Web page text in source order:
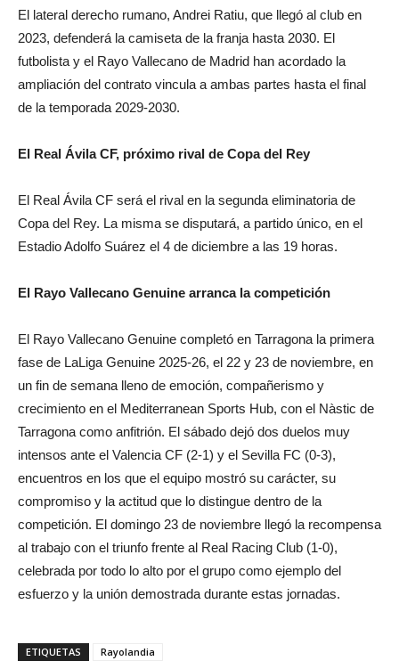
El lateral derecho rumano, Andrei Ratiu, que llegó al club en
2023, defenderá la camiseta de la franja hasta 2030. El
futbolista y el Rayo Vallecano de Madrid han acordado la
ampliación del contrato vincula a ambas partes hasta el final
de la temporada 2029-2030.
El Real Ávila CF, próximo rival de Copa del Rey
El Real Ávila CF será el rival en la segunda eliminatoria de
Copa del Rey. La misma se disputará, a partido único, en el
Estadio Adolfo Suárez el 4 de diciembre a las 19 horas.
El Rayo Vallecano Genuine arranca la competición
El Rayo Vallecano Genuine completó en Tarragona la primera
fase de LaLiga Genuine 2025-26, el 22 y 23 de noviembre, en
un fin de semana lleno de emoción, compañerismo y
crecimiento en el Mediterranean Sports Hub, con el Nàstic de
Tarragona como anfitrión. El sábado dejó dos duelos muy
intensos ante el Valencia CF (2-1) y el Sevilla FC (0-3),
encuentros en los que el equipo mostró su carácter, su
compromiso y la actitud que lo distingue dentro de la
competición. El domingo 23 de noviembre llegó la recompensa
al trabajo con el triunfo frente al Real Racing Club (1-0),
celebrada por todo lo alto por el grupo como ejemplo del
esfuerzo y la unión demostrada durante estas jornadas.
ETIQUETAS Rayolandia